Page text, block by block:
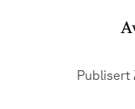
Publisert